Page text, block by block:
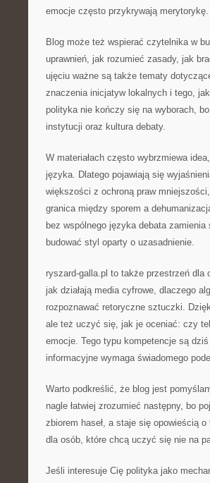
emocje często przykrywają merytorykę.
Blog może też wspierać czytelnika w
uprawnień, jak rozumieć zasady, jak
ujęciu ważne są także tematy
znaczenia inicjatyw lokalnych i tego,
polityka nie kończy się na wyborach,
instytucji oraz kultura debaty.
W materiałach często wybrzmiewa
języka. Dlatego pojawiają się
większości z ochroną praw
granica między sporem a
bez wspólnego języka debata
budować styl oparty o uzasadnienie.
ryszard-galla.pl to także przestrzeń dla
jak działają media cyfrowe, dlaczego
rozpoznawać retoryczne sztuczki.
ale też uczyć się, jak je oceniać: czy
emocje. Tego typu kompetencje są
informacyjne wymaga świadomego
Warto podkreślić, że blog jest
nagle łatwiej zrozumieć następny, bo
zbiorem haseł, a staje się opowieścią
dla osób, które chcą uczyć się nie na
Jeśli interesuje Cię polityka jako